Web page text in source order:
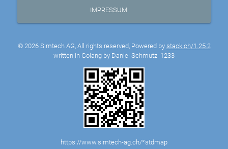
IMPRESSUM
© 2026 Simtech AG, All rights reserved, Powered by stack.ch/1.25.2
written in Golang by Daniel Schmutz 1233
https://www.simtech-ag.ch/*stdmap